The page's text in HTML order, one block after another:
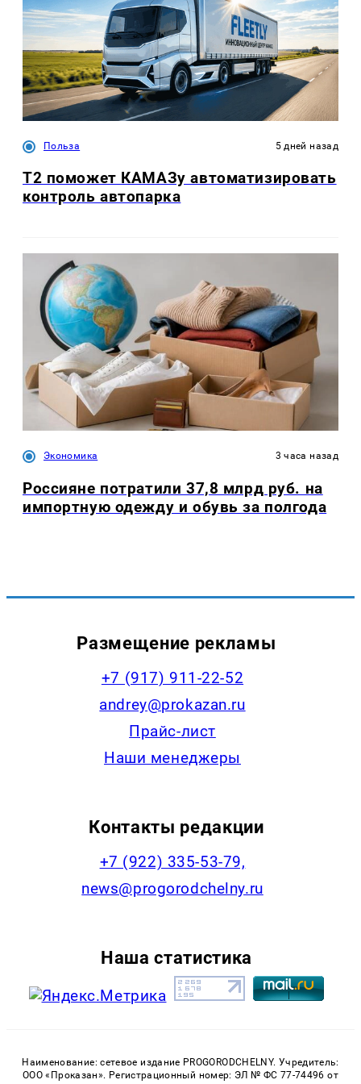
Польза 5 дней назад
T2 поможет КАМАЗу автоматизировать
контроль автопарка
Экономика 3 часа назад
Россияне потратили 37,8 млрд руб. на
импортную одежду и обувь за полгода
Размещение рекламы
+7 (917) 911-22-52
andrey@prokazan.ru
Прайс-лист
Наши менеджеры
Контакты редакции
+7 (922) 335-53-79,
news@progorodchelny.ru
Наша статистика
Наименование: сетевое издание PROGORODCHELNY. Учредитель:
ООО «Проказан». Регистрационный номер: ЭЛ № ФС 77-74496 от